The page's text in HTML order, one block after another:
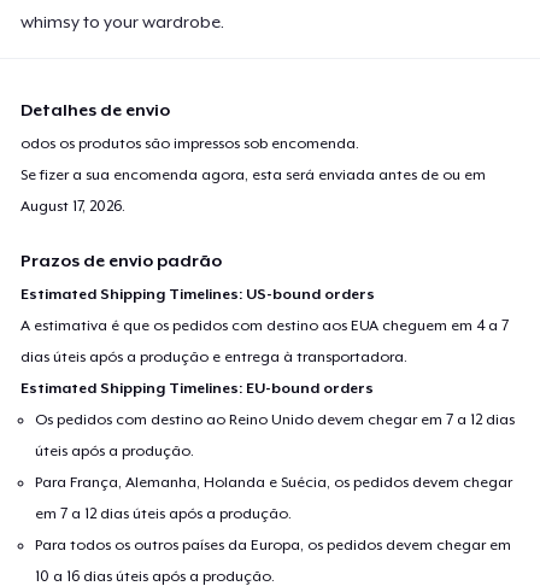
whimsy to your wardrobe.
Detalhes de envio
odos os produtos são impressos sob encomenda.
Se fizer a sua encomenda agora, esta será enviada antes de ou em
August 17, 2026.
Prazos de envio padrão
Estimated Shipping Timelines: US-bound orders
A estimativa é que os pedidos com destino aos EUA cheguem em 4 a 7
dias úteis após a produção e entrega à transportadora.
Estimated Shipping Timelines: EU-bound orders
Os pedidos com destino ao Reino Unido devem chegar em 7 a 12 dias
úteis após a produção.
Para França, Alemanha, Holanda e Suécia, os pedidos devem chegar
em 7 a 12 dias úteis após a produção.
Para todos os outros países da Europa, os pedidos devem chegar em
10 a 16 dias úteis após a produção.